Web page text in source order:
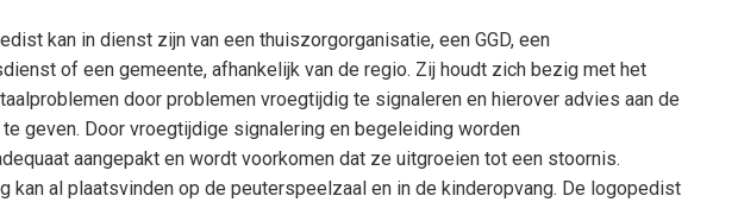
kan in dienst zijn van een thuiszorgorganisatie, een GGD, een
of een gemeente, afhankelijk van de regio. Zij houdt zich bezig met het
door problemen vroegtijdig te signaleren en hierover advies aan de
geven. Door vroegtijdige signalering en begeleiding worden
aangepakt en wordt voorkomen dat ze uitgroeien tot een stoornis.
kan al plaatsvinden op de peuterspeelzaal en in de kinderopvang. De logopedist